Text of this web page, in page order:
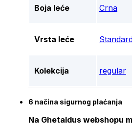
Boja leće Crna
Vrsta leće
Kolekcija regular
6 načina sigurnog plaćanja
Na Ghetaldus webshopu